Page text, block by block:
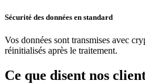
Sécurité des données en standard
Vos données sont transmises avec
réinitialisés après le traitement.
Ce que disent nos